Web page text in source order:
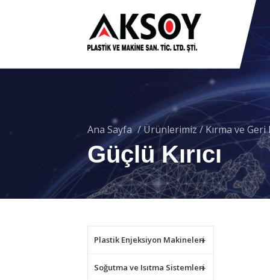
Ana Sayfa /Ürünlerimiz/Kırma ve
Güçlü Kırıcı
Plastik Enjeksiyon Makineleri
Soğutma ve Isıtma Sistemleri